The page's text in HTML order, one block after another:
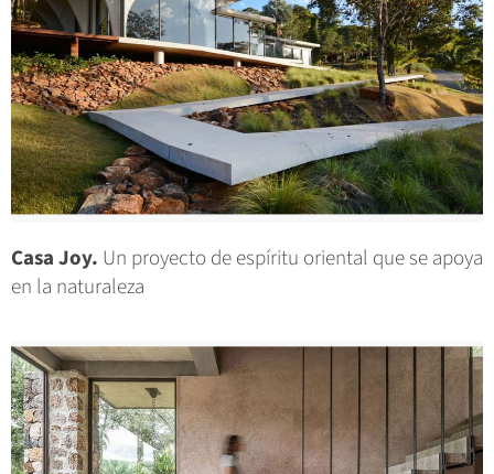
Casa Joy. Un proyecto de espíritu oriental que se apoya
en la naturaleza